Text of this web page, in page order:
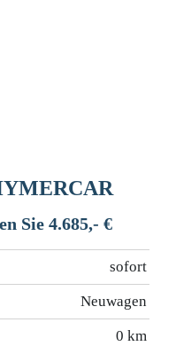
Sie 4.685,- €
sofort
Neuwagen
0 km